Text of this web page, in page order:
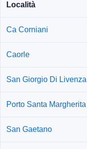
Località
Ca Corniani
Caorle
San Giorgio Di Livenza
Porto Santa Margherita
San Gaetano